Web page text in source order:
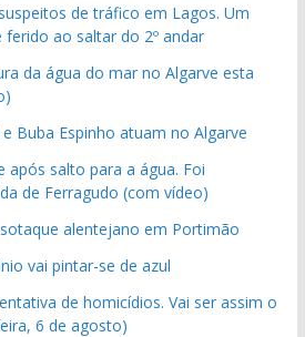
de tráfico em Lagos. Um
ao saltar do 2º andar
da água do mar no Algarve esta
Buba Espinho atuam no Algarve
após salto para a água. Foi
de Ferragudo (com vídeo)
alentejano em Portimão
vai pintar-se de azul
de homicídios. Vai ser assim o
6 de agosto)